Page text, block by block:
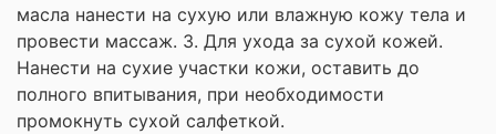
масла нанести на сухую или влажную кожу тела и
провести массаж. 3. Для ухода за сухой кожей.
Нанести на сухие участки кожи, оставить до
полного впитывания, при необходимости
промокнуть сухой салфеткой.